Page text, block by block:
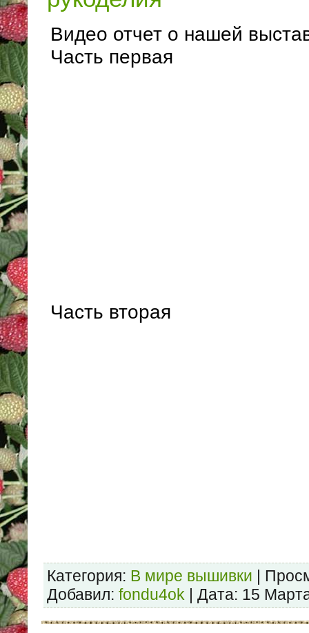
Видео отчет о нашей
Часть первая
Часть вторая
Категория: В мире вышивки |
Добавил: fondu4ok | Дата: 15